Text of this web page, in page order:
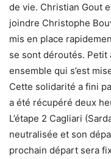
de vie. Christian Gout
joindre Christophe
mis en place
se sont déroutés. Petit
ensemble qui s’est
Cette solidarité a fini
a été récupéré deux
L’étape 2 Cagliari
neutralisée et son
prochain départ sera